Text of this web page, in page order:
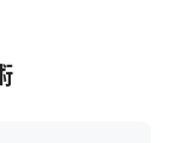
度とし、従業
児休職制度を